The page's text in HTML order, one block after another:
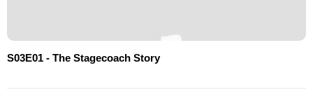
S03E01 - The Stagecoach Story